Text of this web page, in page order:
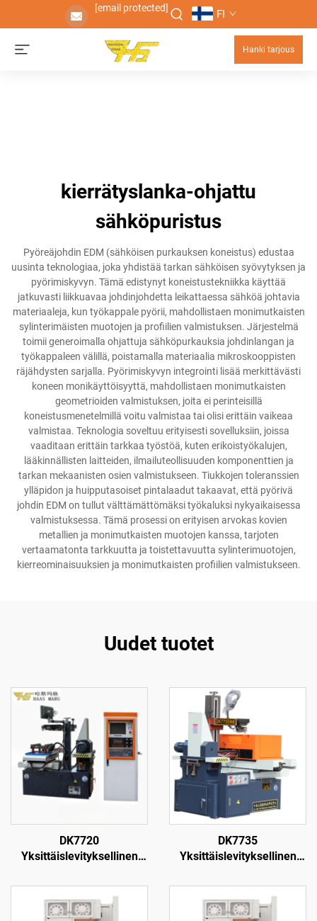
[email protected] FI
Hanki tarjous
kierrätyslanka-ohjattu
sähköpuristus
Pyöreäjohdin EDM (sähköisen purkauksen koneistus) edustaa
uusinta teknologiaa, joka yhdistää tarkan sähköisen syövytyksen ja
pyörimiskyvyn. Tämä edistynyt koneistustekniikka käyttää
jatkuvasti liikkuavaa johdinjohdetta leikattaessa sähköä johtavia
materiaaleja, kun työkappale pyörii, mahdollistaen monimutkaisten
sylinterimäisten muotojen ja profiilien valmistuksen. Järjestelmä
toimii generoimalla ohjattuja sähköpurkauksia johdinlangan ja
työkappaleen välillä, poistamalla materiaalia mikroskooppisten
räjähdysten sarjalla. Pyörimiskyvyn integrointi lisää merkittävästi
koneen monikäyttöisyyttä, mahdollistaen monimutkaisten
geometrioiden valmistuksen, joita ei perinteisillä
koneistusmenetelmillä voitu valmistaa tai olisi erittäin vaikeaa
valmistaa. Teknologia soveltuu erityisesti sovelluksiin, joissa
vaaditaan erittäin tarkkaa työstöä, kuten erikoistyökalujen,
lääkinnällisten laitteiden, ilmailuteollisuuden komponenttien ja
tarkan mekaanisten osien valmistukseen. Tiukkojen toleranssien
ylläpidon ja huipputasoiset pintalaadut takaavat, että pyörivä
johdin EDM on tullut välttämättömäksi työkaluksi nykyaikaisessa
valmistuksessa. Tämä prosessi on erityisen arvokas kovien
metallien ja monimutkaisten muotojen kanssa, tarjoten
vertaamatonta tarkkuutta ja toistettavuutta sylinterimuotojen,
kierreominaisuuksien ja monimutkaisten profiilien valmistukseen.
Uudet tuotet
DK7720
Yksittäislevityksellinen
DK7735
Yksittäislevityksellinen